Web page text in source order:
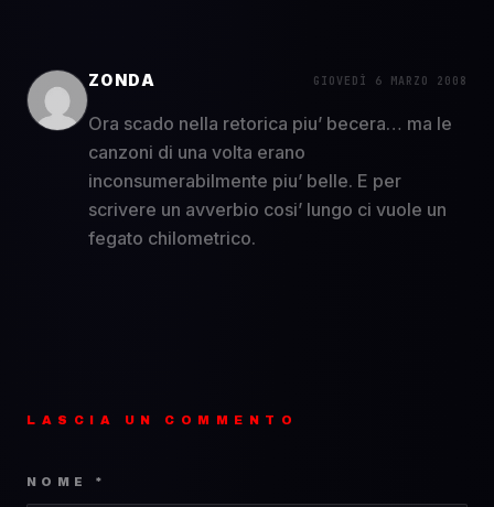
ZONDA GIOVEDÌ 6 MARZO 2008
Ora scado nella retorica piu’ becera… ma le
canzoni di una volta erano
inconsumerabilmente piu’ belle. E per
scrivere un avverbio cosi’ lungo ci vuole un
fegato chilometrico.
LASCIA UN COMMENTO
NOME *